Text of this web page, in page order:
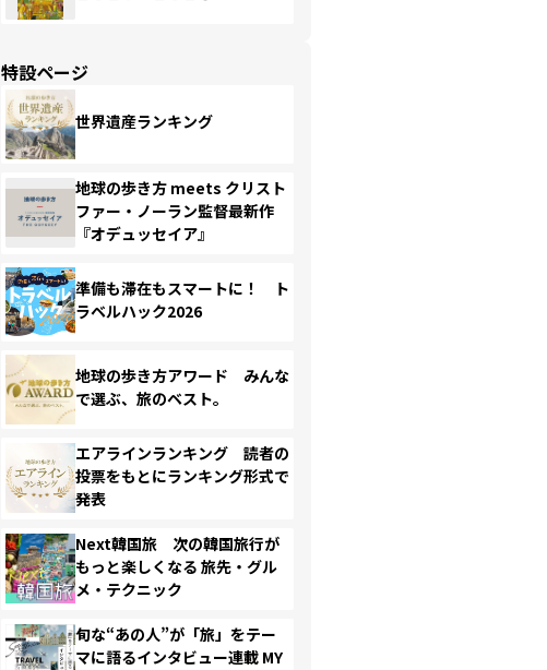
特設ページ
世界遺産ランキング
地球の歩き方 meets クリスト
ファー・ノーラン監督最新作
『オデュッセイア』
準備も滞在もスマートに！ ト
ラベルハック2026
地球の歩き方アワード みんな
で選ぶ、旅のベスト。
エアラインランキング 読者の
投票をもとにランキング形式で
発表
Next韓国旅 次の韓国旅行が
もっと楽しくなる 旅先・グル
メ・テクニック
旬な“あの人”が「旅」をテー
マに語るインタビュー連載 MY